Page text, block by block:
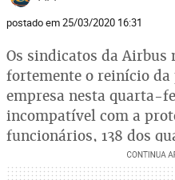
postado em 25/03/2020 16:31
Os sindicatos da
fortemente o reinício da
empresa nesta quarta-
incompatível com a
funcionários, 138 dos